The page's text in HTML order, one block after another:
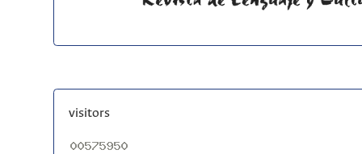
visitors